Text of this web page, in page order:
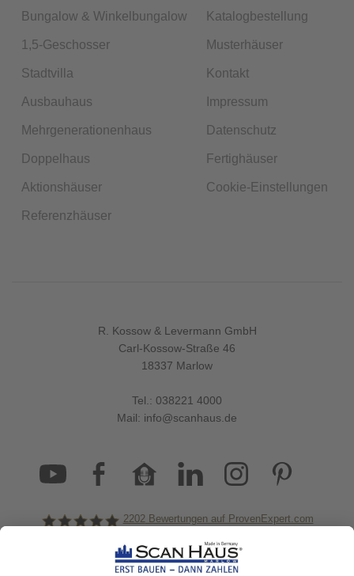
Bungalow & Winkelbungalow
1,5-Geschosser
Stadtvilla
Ausbauhaus
Mehrgenerationenhaus
Doppelhaus
Aktionshäuser
Referenzhäuser
Katalogbestellung
Musterhäuser
Kontakt
Impressum
Datenschutz
Fertighäuser
Cookie-Einstellungen
R. Kossow & Levermann GmbH
Carl-Kossow-Straße 46
18337 Marlow
Tel.: 038221 4000
Mail: info@scanhaus.de
ScanHaus Marlow
2202 Bewertungen auf ProvenExpert.com